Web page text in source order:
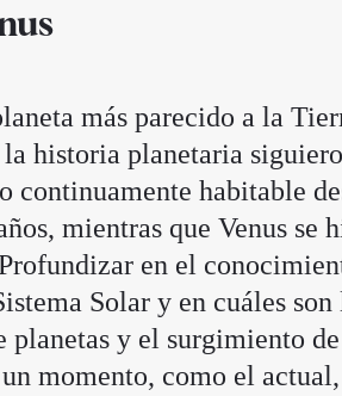
más parecido a la
historia planetaria
continuamente habitable
mientras que Venus se
en el
Solar y en cuáles
planetas y el surgimiento
momento, como el actual,